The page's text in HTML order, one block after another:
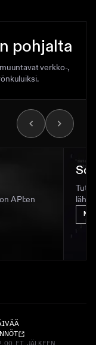
pohjalta
verkko-,
API:en